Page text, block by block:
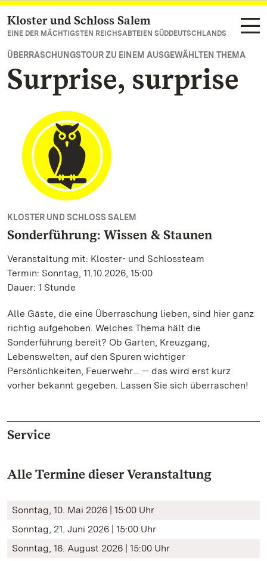
Zum Hauptinhalt springen
Kloster und Schloss Salem
EINE DER MÄCHTIGSTEN REICHSABTEIEN SÜDDEUTSCHLANDS
ÜBERRASCHUNGSTOUR ZU EINEM AUSGEWÄHLTEN THEMA
Surprise, surprise
KLOSTER UND SCHLOSS SALEM
Sonderführung: Wissen & Staunen
Veranstaltung mit: Kloster- und Schlossteam
Termin: Sonntag, 11.10.2026, 15:00
Dauer: 1 Stunde
Alle Gäste, die eine Überraschung lieben, sind hier ganz
richtig aufgehoben. Welches Thema hält die
Sonderführung bereit? Ob Garten, Kreuzgang,
Lebenswelten, auf den Spuren wichtiger
Persönlichkeiten, Feuerwehr… -- das wird erst kurz
vorher bekannt gegeben. Lassen Sie sich überraschen!
Service
Alle Termine dieser Veranstaltung
Sonntag, 10. Mai 2026 | 15:00 Uhr
Sonntag, 21. Juni 2026 | 15:00 Uhr
Sonntag, 16. August 2026 | 15:00 Uhr